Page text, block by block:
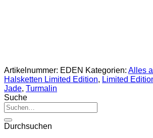
Artikelnummer: EDEN Kategorien: Alles
Halsketten Limited Edition, Limited
Jade, Turmalin
Suche
Suche
nach:
Durchsuchen